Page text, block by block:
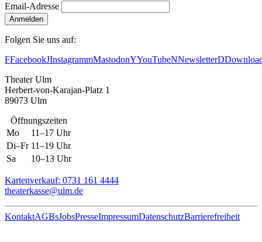
Email-Adresse
Anmelden
Folgen Sie uns auf:
FFacebookJInstagrammMastodonYYouTubeNNewsletterD
Theater Ulm
Herbert-von-Karajan-Platz 1
89073 Ulm
Öffnungszeiten
Mo
11–17 Uhr
Di–Fr 11–19 Uhr
Sa
10–13 Uhr
Kartenverkauf: 0731 161 4444
theaterkasse@ulm.de
KontaktAGBsJobsPresseImpressumDatenschutzBarrierefreiheit